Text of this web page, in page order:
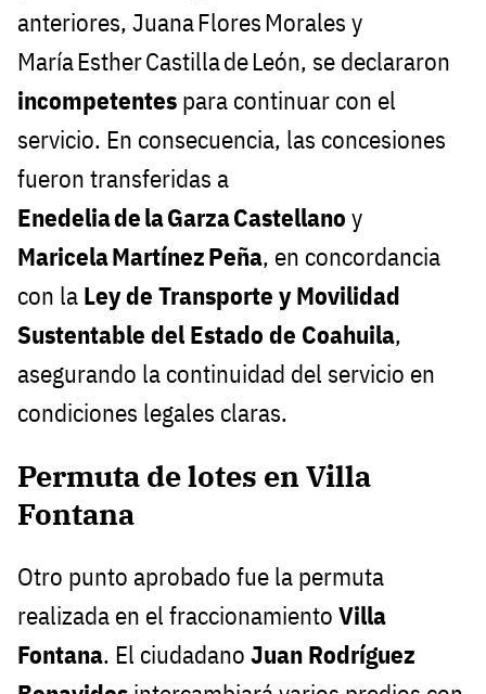
anteriores, Juana Flores Morales y
María Esther Castilla de León, se declararon
incompetentes para continuar con el
servicio. En consecuencia, las concesiones
fueron transferidas a
Enedelia de la Garza Castellano y
Maricela Martínez Peña, en concordancia
con la Ley de Transporte y Movilidad
Sustentable del Estado de Coahuila,
asegurando la continuidad del servicio en
condiciones legales claras.
Permuta de lotes en Villa
Fontana
Otro punto aprobado fue la permuta
realizada en el fraccionamiento Villa
Fontana. El ciudadano Juan Rodríguez